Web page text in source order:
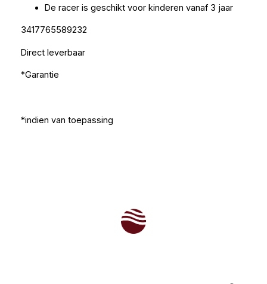
De racer is geschikt voor kinderen vanaf 3 jaar
3417765589232
Direct leverbaar
*Garantie
*indien van toepassing